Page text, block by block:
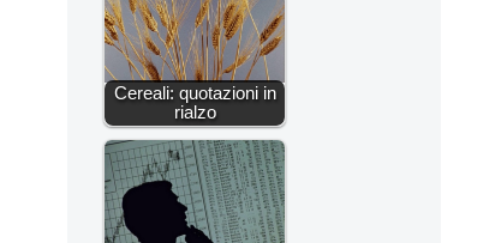
Cereali: quotazioni in
rialzo